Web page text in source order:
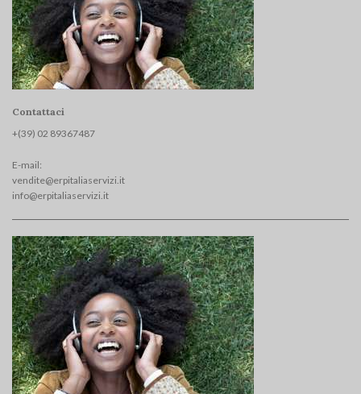
Contattaci
+(39) 02 89367487
E-mail:
vendite@erpitaliaservizi.it
info@erpitaliaservizi.it